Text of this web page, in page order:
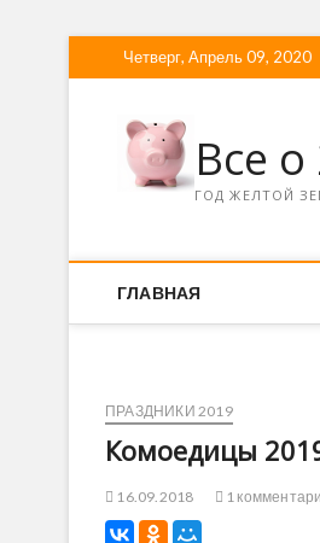
Четверг, Апрель 09, 2020
Все о
ГОД ЖЕЛТОЙ
ГЛАВНАЯ
ПРАЗДНИКИ 2019
Комоедицы
16.09.2018 1